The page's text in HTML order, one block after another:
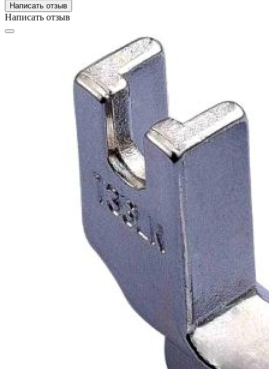
Написать отзыв
Написать отзыв